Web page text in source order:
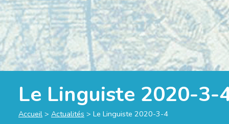
Le Linguiste 2020-3-
Accueil > Actualités > Le Linguiste 2020-3-4